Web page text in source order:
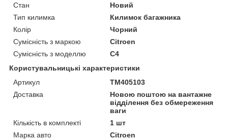
Стан
Новий
Тип килимка
Килимок багажника
Колір
Чорний
Сумісність з маркою
Citroen
Сумісність з моделлю
C4
Користувальницькі характеристики
Артикул
TM405103
Доставка
Новою поштою на вантажне
відділення без обмереження
ваги
Кількість в комплекті
1 шт
Марка авто
Citroen